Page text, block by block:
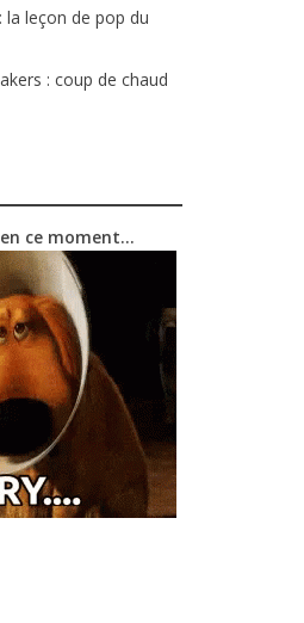
la leçon de pop du
: coup de chaud
ce moment…